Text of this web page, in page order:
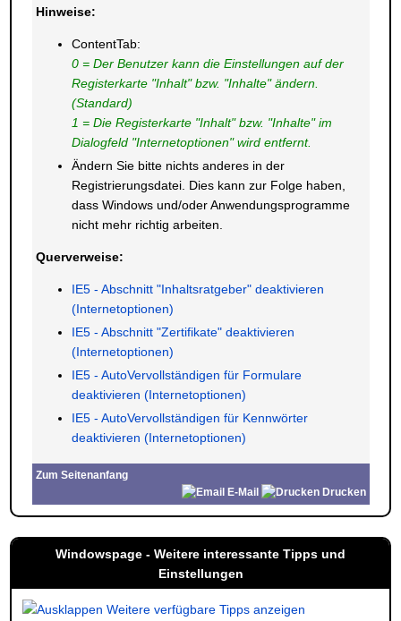
Hinweise:
ContentTab:
0 = Der Benutzer kann die Einstellungen auf der
Registerkarte "Inhalt" bzw. "Inhalte" ändern.
(Standard)
1 = Die Registerkarte "Inhalt" bzw. "Inhalte" im
Dialogfeld "Internetoptionen" wird entfernt.
Ändern Sie bitte nichts anderes in der
Registrierungsdatei. Dies kann zur Folge haben,
dass Windows und/oder Anwendungsprogramme
nicht mehr richtig arbeiten.
Querverweise:
IE5 - Abschnitt "Inhaltsratgeber" deaktivieren
(Internetoptionen)
IE5 - Abschnitt "Zertifikate" deaktivieren
(Internetoptionen)
IE5 - AutoVervollständigen für Formulare
deaktivieren (Internetoptionen)
IE5 - AutoVervollständigen für Kennwörter
deaktivieren (Internetoptionen)
Zum Seitenanfang
E-Mail
Drucken
Windowspage - Weitere interessante Tipps und
Einstellungen
Weitere verfügbare Tipps anzeigen